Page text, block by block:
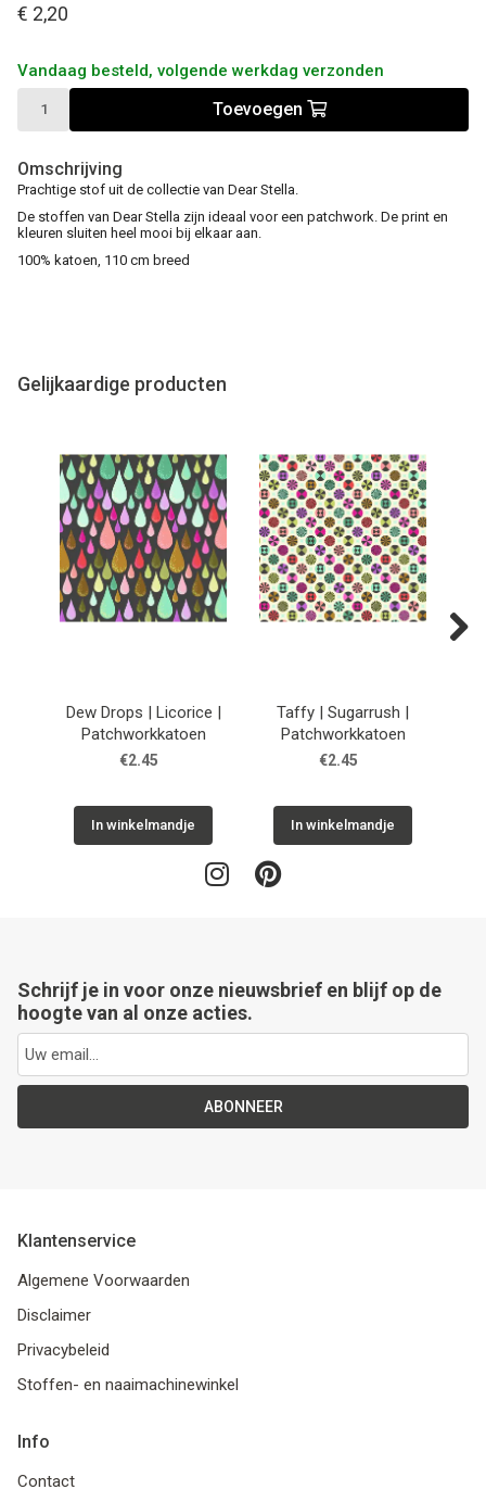
€ 2,20
Vandaag besteld, volgende werkdag verzonden
Toevoegen
Omschrijving
Prachtige stof uit de collectie van Dear Stella.
De stoffen van Dear Stella zijn ideaal voor een patchwork. De print en
kleuren sluiten heel mooi bij elkaar aan.
100% katoen, 110 cm breed
Gelijkaardige producten
Dew Drops | Licorice |
Patchworkkatoen
€2.45
In winkelmandje
Taffy | Sugarrush |
Patchworkkatoen
€2.45
In winkelmandje
Schrijf je in voor onze nieuwsbrief en blijf op de
hoogte van al onze acties.
ABONNEER
Klantenservice
Algemene Voorwaarden
Disclaimer
Privacybeleid
Stoffen- en naaimachinewinkel
Info
Contact